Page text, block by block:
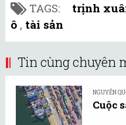
TAGS: trịnh
ô , tài sản
Tin cùng chuyên
NGUYỄN
Cuộc